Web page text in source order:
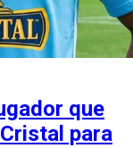
que
para